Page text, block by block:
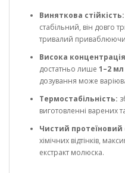
Виняткова стійкість:
стабільний, він довго
тривалий
Висока
достатньо лише 1–2 мл
дозування може
Термостабільність:
виготовленні варених
Чистий протеїновий
хімічних відтінків,
екстракт молюска.